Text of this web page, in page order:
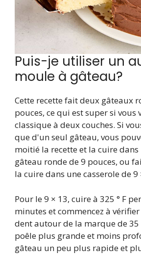
Puis-je utiliser un
moule à gâteau?
Cette recette fait deux gâteaux
pouces, ce qui est super si vous
classique à deux couches. Si
que d'un seul gâteau, vous
moitié la recette et la cuire dans
gâteau ronde de 9 pouces, ou
la cuire dans une casserole de 9
Pour le 9 × 13, cuire à 325 ° F
minutes et commencez à
dent autour de la marque de 35
poêle plus grande et moins
gâteau un peu plus rapide et